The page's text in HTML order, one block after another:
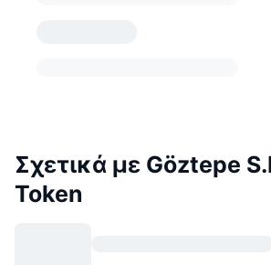
Σχετικά με Göztepe
Token